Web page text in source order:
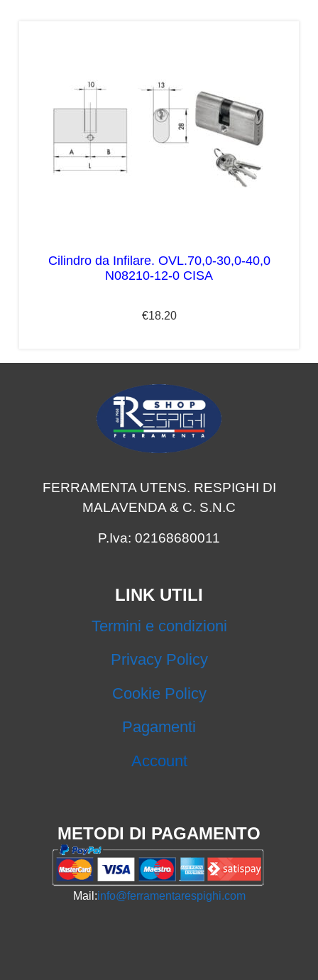
Cilindro da Infilare. OVL.70,0-30,0-40,0
N08210-12-0 CISA
€18.20
FERRAMENTA UTENS. RESPIGHI DI
MALAVENDA & C. S.N.C
P.Iva: 02168680011
LINK UTILI
Termini e condizioni
Privacy Policy
Cookie Policy
Pagamenti
Account
METODI DI PAGAMENTO
Mail:info@ferramentarespighi.com